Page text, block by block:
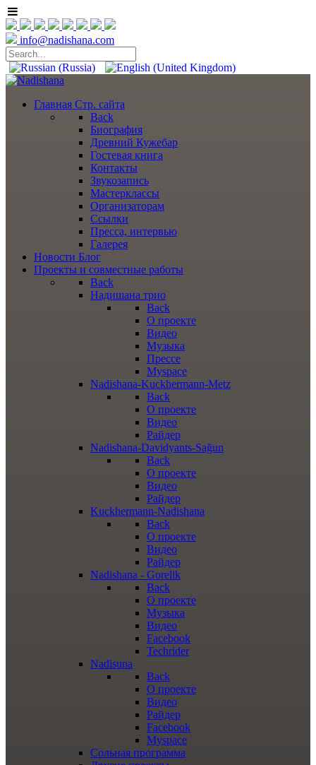
info@nadishana.com
Главная Стр. сайта
Back
Биография
Древний Кужебар
Гостевая книга
Контакты
Звукозапись
Мастерклассы
Организаторам
Ссылки
Пресса, интервью
Галерея
Новости Блог
Проекты и совместные работы
Back
Надишана трио
Back
О проекте
Видео
Музыка
Прессе
Myspace
Nadishana-Kuckhermann-Metz
Back
О проекте
Видео
Райдер
Nadishana-Davidyants-Sağun
Back
О проекте
Видео
Райдер
Kuckhermann-Nadishana
Back
О проекте
Видео
Райдер
Nadishana - Gorelik
Back
О проекте
Музыка
Видео
Facebook
Techrider
Nadisuna
Back
О проекте
Видео
Райдер
Facebook
Myspace
Сольная программа